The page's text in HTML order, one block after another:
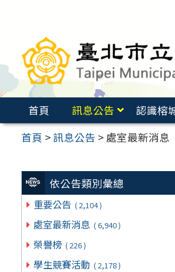
要
容
首頁 訊息公告 認識榕
首頁 >訊息公告 > 處室最新消息
依公告類別彙總
重要公告 ( 2,104 )
處室最新消息 ( 6,940 )
榮譽榜 ( 226 )
學生競賽活動 ( 2,178 )